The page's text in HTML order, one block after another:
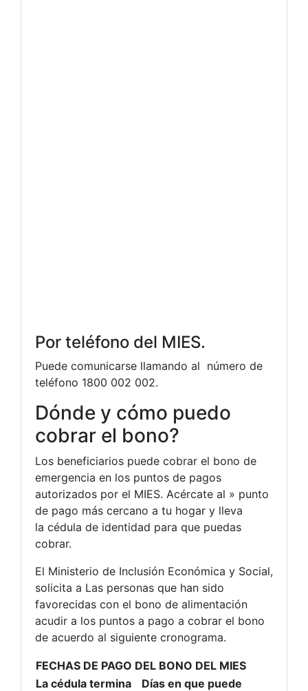
Por teléfono del MIES.
Puede comunicarse llamando al número de
teléfono 1800 002 002.
Dónde y cómo puedo
cobrar el bono?
Los beneficiarios puede cobrar el bono de
emergencia en los puntos de pagos
autorizados por el MIES. Acércate al » punto
de pago más cercano a tu hogar y lleva
la cédula de identidad para que puedas
cobrar.
El Ministerio de Inclusión Económica y Social,
solicita a Las personas que han sido
favorecidas con el bono de alimentación
acudir a los puntos a pago a cobrar el bono
de acuerdo al siguiente cronograma.
FECHAS DE PAGO DEL BONO DEL MIES
La cédula termina
Días en que puede